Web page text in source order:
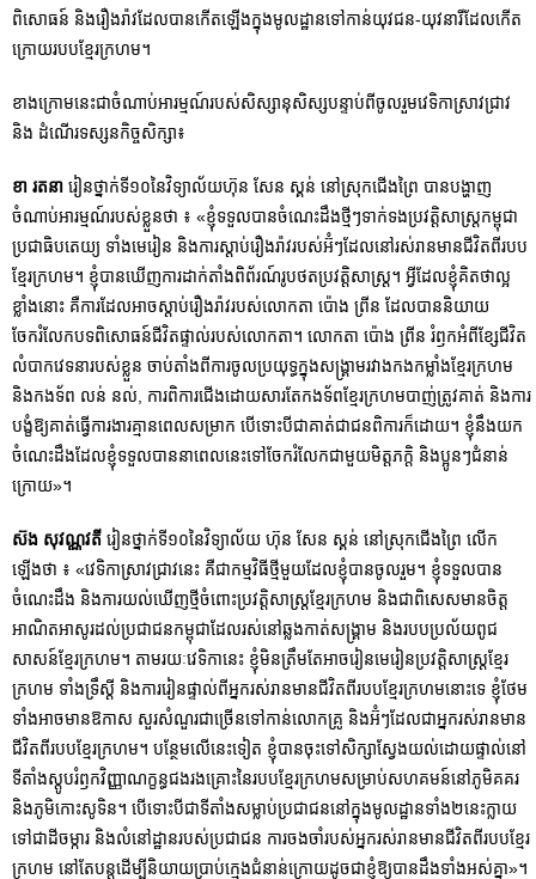
ពិសោធន៍ និងរឿងរ៉ាវដែលបានកើតឡើងក្នុងមូលដ្ឋានទៅកាន់យុវជន-យុវនារីដែលកើត
ក្រោយរបបខ្មែរក្រហម។
ខាងក្រោមនេះជាចំណាប់អារម្មណ៍របស់សិស្សានុសិស្សបន្ទាប់ពីចូលរួមវេទិកាស្រាវជ្រាវ
និង ដំណើរ​ទស្សនកិច្ចសិក្សា៖
ខា រតនា រៀនថ្នាក់ទី១០នៃវិទ្យាល័យហ៊ុន សែន ស្គន់ នៅស្រុកជើងព្រៃ បានបង្ហាញ
ចំណាប់អារម្មណ៍របស់ខ្លួនថា ៖ «ខ្ញុំទទួលបានចំណេះដឹងថ្មីៗទាក់ទងប្រវត្តិសាស្រ្តកម្ពុជា
ប្រជាធិបតេយ្យ ទាំងមេរៀន និងការស្ដាប់រឿងរ៉ាវរបស់អ៊ំៗដែលនៅរស់រានមានជីវិតពីរបប
ខ្មែរក្រហម។ ខ្ញុំបានឃើញការដាក់តាំងពិព័រណ៍រូបថតប្រវត្តិសាស្រ្ត។ អ្វីដែលខ្ញុំគិតថាល្អ
ខ្លាំងនោះ គឺការដែលអាចស្ដាប់រឿងរ៉ាវរបស់លោកតា ប៉ោង ព្រីន ដែលបាននិយាយ
ចែករំលែកបទពិសោធន៍ជីវិតផ្ទាល់របស់លោកតា។ លោកតា ប៉ោង ព្រីន រំឭកអំពីខ្សែជីវិត
លំបាកវេទនារបស់ខ្លួន ចាប់តាំងពីការចូលប្រយុទ្ធក្នុងសង្រ្គាមរវាងកងកម្លាំងខ្មែរក្រហម
និងកងទ័ព លន់ នល់, ការពិការជើងដោយសារតែកងទ័ពខ្មែរក្រហមបាញ់ត្រូវគាត់ និងការ
បង្ខំឱ្យគាត់ធ្វើការងារគ្មានពេលសម្រាក បើទោះបីជាគាត់ជាជនពិការក៏ដោយ។ ខ្ញុំនឹងយក
ចំណេះដឹងដែលខ្ញុំទទួលបាននាពេលនេះទៅចែករំលែកជាមួយមិត្តភក្តិ និងប្អូនៗជំនាន់
ក្រោយ»។
ស៊ង សុវណ្ណវតី រៀនថ្នាក់ទី១០នៃវិទ្យាល័យ ហ៊ុន សែន ស្គន់ នៅស្រុកជើងព្រៃ លើក
ឡើងថា ៖ «វេទិកាស្រាវជ្រាវនេះ គឺជាកម្មវិធីថ្មីមួយដែលខ្ញុំបានចូលរួម។ ខ្ញុំទទួលបាន
ចំណេះដឹង និងការយល់ឃើញថ្មីចំពោះប្រវត្តិសាស្រ្តខ្មែរក្រហម និងជាពិសេសមានចិត្ត
អាណិតអាសូរដល់ប្រជាជនកម្ពុជាដែលរស់នៅឆ្លងកាត់សង្រ្គាម និងរបបប្រល័យពូជ
សាសន៍ខ្មែរក្រហម។ តាមរយៈវេទិកានេះ ខ្ញុំមិនត្រឹមតែអាចរៀនមេរៀនប្រវត្តិសាស្រ្តខ្មែរ
ក្រហម ទាំងទឹ្រស្ដី និងការរៀនផ្ទាល់ពីអ្នករស់រានមានជីវិតពីរបបខ្មែរក្រហមនោះទេ ខ្ញុំថែម
ទាំងអាចមានឱកាស សួរសំណួរជាច្រើនទៅកាន់លោកគ្រូ និងអ៊ំៗដែលជាអ្នករស់រានមាន
ជីវិតពីរបបខ្មែរក្រហម។ បន្ថែមលើនេះទៀត ខ្ញុំបានចុះទៅសិក្សាស្វែងយល់ដោយផ្ទាល់នៅ
ទីតាំងស្ដូបរំឭកវិញ្ញាណក្ខន្ធជងរងគ្រោះនៃរបបខ្មែរក្រហមសម្រាប់សហគមន៍នៅភូមិគគរ
និងភូមិកោះសូទិន។ បើទោះបីជាទីតាំងសម្លាប់ប្រជាជននៅក្នុងមូលដ្ឋានទាំង២នេះក្លាយ
ទៅជាដីចម្ការ និងលំនៅដ្ឋានរបស់ប្រជាជន ការចងចាំរបស់អ្នករស់រានមានជីវិតពីរបបខ្មែរ
ក្រហម នៅតែបន្តដើម្បីនិយាយប្រាប់ក្មេងជំនាន់ក្រោយដូចជាខ្ញុំឱ្យបានដឹងទាំងអស់គ្នា»។